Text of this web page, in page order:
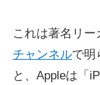
これは著名リ
チャンネルで明
と、Appleは「